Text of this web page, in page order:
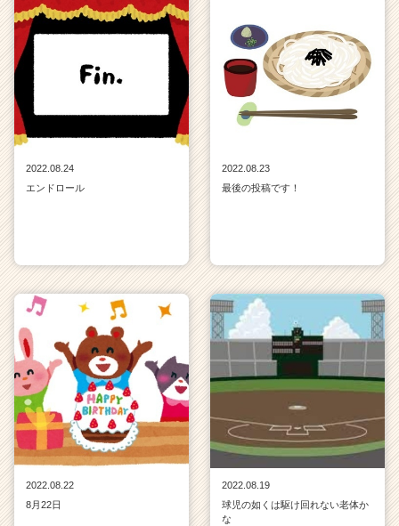
2022.08.24
エンドロール
2022.08.23
最後の投稿です！
2022.08.22
8月22日
2022.08.19
球児の如くは駆け回れない老体か
な